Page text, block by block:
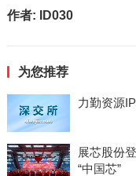
作者: ID030
为您推荐
力勤资源
展芯股份
“中国芯”